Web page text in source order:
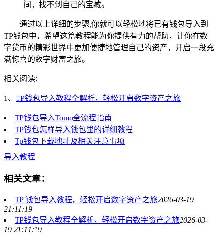
间，找不到自己的宝藏。
通过以上详细的步骤,你就可以轻松地将已有钱包导入到
TP钱包中，希望这篇教程能为你提供有力的帮助，让你在数
字货币的精彩世界中更加便捷地管理自己的资产，开启一段充
满惊喜的数字财富之旅。
相关阅读：
1、 TP钱包导入教程全解析，轻松开启数字资产之旅
TP钱包导入Tomo全流程指南
TP钱包怎样导入钱包里的详细教程
Tp钱包下载地址及相关注意事项
导入教程
相关文章：
TP 钱包导入教程，轻松开启数字资产之旅2026-03-19
21:11:19
TP钱包导入教程全解析，轻松开启数字资产之旅2026-03-
19 21:11:19